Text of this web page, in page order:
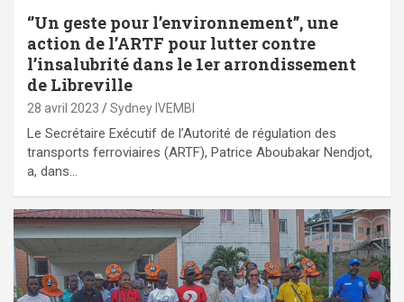
‘’Un geste pour l’environnement’’, une
action de l’ARTF pour lutter contre
l’insalubrité dans le 1er arrondissement
de Libreville
28 avril 2023 Sydney IVEMBI
Le Secrétaire Exécutif de l’Autorité de régulation des
transports ferroviaires (ARTF), Patrice Aboubakar Nendjot,
a, dans…